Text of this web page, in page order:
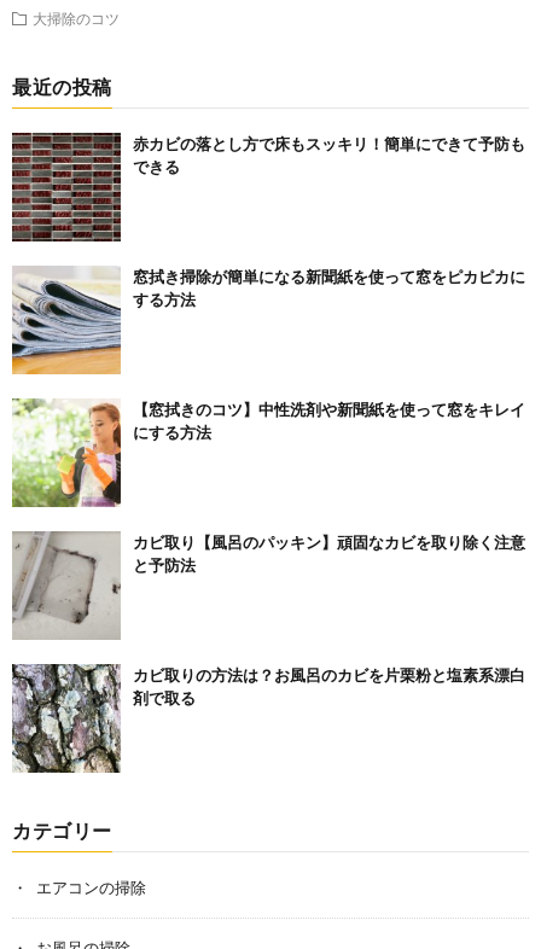
大掃除のコツ
最近の投稿
赤カビの落とし方で床もスッキリ！簡単にできて予防も
できる
窓拭き掃除が簡単になる新聞紙を使って窓をピカピカに
する方法
【窓拭きのコツ】中性洗剤や新聞紙を使って窓をキレイ
にする方法
カビ取り【風呂のパッキン】頑固なカビを取り除く注意
と予防法
カビ取りの方法は？お風呂のカビを片栗粉と塩素系漂白
剤で取る
カテゴリー
エアコンの掃除